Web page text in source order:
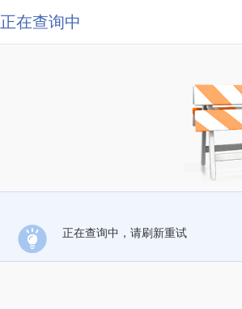
正在查询中
正在查询中，请刷新重试